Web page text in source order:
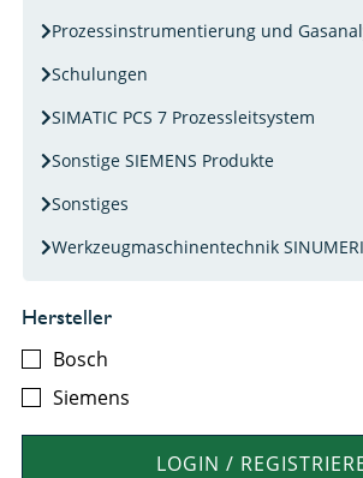
Prozessinstrumentierung und
Schulungen
SIMATIC PCS 7 Prozessleitsystem
Sonstige SIEMENS Produkte
Sonstiges
Werkzeugmaschinentechnik
Hersteller
Bosch
Siemens
LOGIN /